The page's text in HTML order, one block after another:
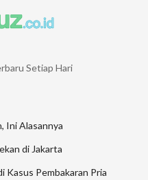
Setiap Hari
Ini Alasannya
di Jakarta
Kasus Pembakaran Pria